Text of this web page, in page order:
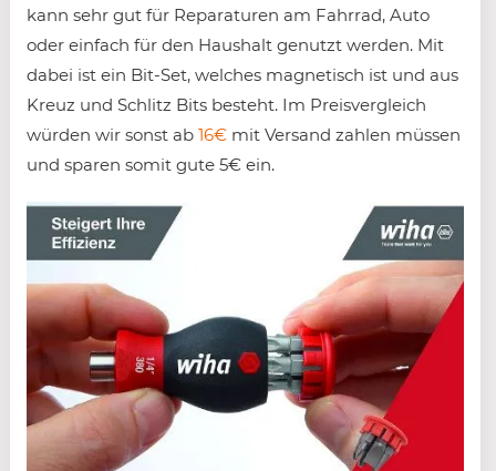
kann sehr gut für Reparaturen am Fahrrad, Auto
oder einfach für den Haushalt genutzt werden. Mit
dabei ist ein Bit-Set, welches magnetisch ist und aus
Kreuz und Schlitz Bits besteht. Im Preisvergleich
würden wir sonst ab 16€ mit Versand zahlen müssen
und sparen somit gute 5€ ein.